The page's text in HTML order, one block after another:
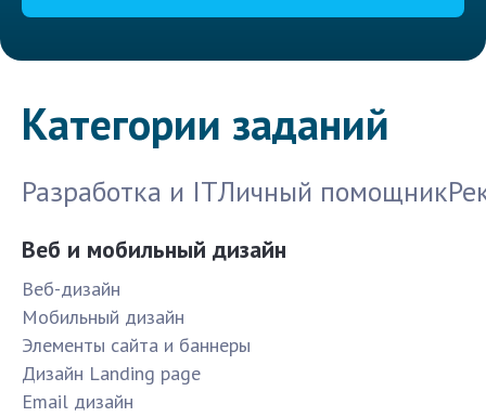
Категории заданий
Разработка и ITЛичный помощник
Веб и мобильный дизайн
Веб-дизайн
Мобильный дизайн
Элементы сайта и баннеры
Дизайн Landing page
Email дизайн